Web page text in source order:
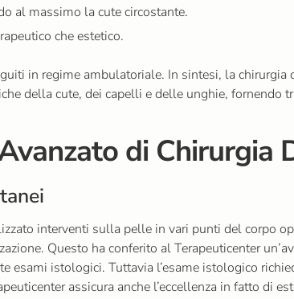
al massimo la cute circostante.
che estetico.
in regime ambulatoriale. In sintesi, la
della cute, dei capelli e delle unghie, fornendo
di Chirurgia
interventi sulla pelle in vari punti del corpo
Questo ha conferito al Terapeuticenter
istologici. Tuttavia l’esame istologico
assicura anche l’eccellenza in fatto di